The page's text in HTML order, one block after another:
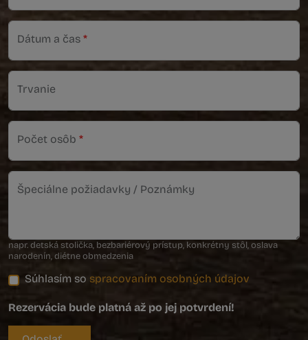
Dátum a čas *
Trvanie
Počet osôb *
Špeciálne požiadavky / Poznámky
napr. detská stolička, bezbariérový prístup, konkrétny stôl, oslava
narodenín, diétne obmedzenia
Súhlasím so spracovaním osobných údajov
Rezervácia bude platná až po jej potvrdení!